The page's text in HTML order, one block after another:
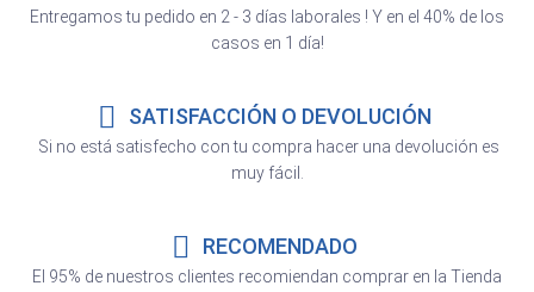
Entregamos tu pedido en 2 - 3 días laborales ! Y en el 40% de los
casos en 1 día!
SATISFACCIÓN O DEVOLUCIÓN
Si no está satisfecho con tu compra hacer una devolución es
muy fácil.
RECOMENDADO
El 95% de nuestros clientes recomiendan comprar en la Tienda